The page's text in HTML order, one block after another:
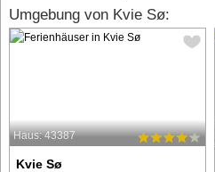
Umgebung von Kvie Sø:
Haus: 43387
Kvie Sø